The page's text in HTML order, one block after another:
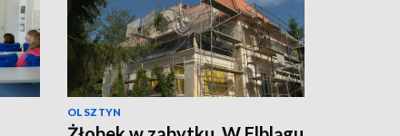
OLSZTYN